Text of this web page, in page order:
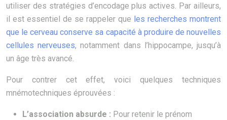
utiliser des stratégies d’encodage plus actives. Par ailleurs,
il est essentiel de se rappeler que les recherches montrent
que le cerveau conserve sa capacité à produire de nouvelles
cellules nerveuses, notamment dans l’hippocampe, jusqu’à
un âge très avancé.
Pour contrer cet effet, voici quelques techniques
mnémotechniques éprouvées :
L’association absurde : Pour retenir le prénom